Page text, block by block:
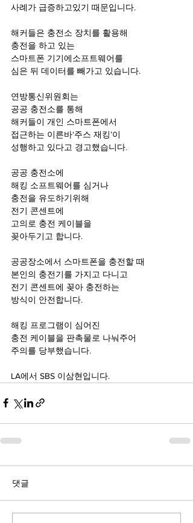
사례가 급증하고있기 때문입니다.
해커들은 충전소 장치를 활용해
충전을 하고 있는
스마트폰 기기에소프트웨어를
심은 뒤 데이터를 빼가고 있습니다.
연방통신위원회는
공공 충전소를 통해
해커들이 개인 스마트폰에서
접근하는 이른바‘주스 재킹’이
성행하고 있다고 경고했습니다.
공공 충전소에
해킹 소프트웨어를 심거나
충전을 유도하기위해
전기 콘센트에
고의로 충전 케이블을
꽂아두기고 합니다.
공공장소에서 스마트폰을 충전할 때
본인의 충전기를 가지고 다니고
전기 콘센트에 꽂아 충전하는
방식이 안전합니다.
해킹 프로그램이 심어진
충전 케이블을 판촉물로 나눠주어
주의를 당부했습니다.
LA에서 SBS 이삼현입니다.
댓글